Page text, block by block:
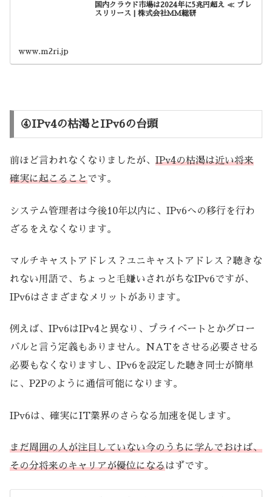
国内クラウド市場は2024年に5兆円超え ≪ プレ
スリリース | 株式会社ＭＭ総研
www.m2ri.jp
④IPv4の枯渇とIPv6の台頭
前ほど言われなくなりましたが、 IPv4の枯渇は近い将来
確実に起こることです。
システム管理者は今後10年以内に、IPv6への移行を行わ
ざるをえなくなります。
マルチキャストアドレス？ユニキャストアドレス？聴きな
れない用語で、ちょっと毛嫌いされがちなIPv6ですが、
IPv6はさまざまなメリットがあります。
例えば、IPv6はIPv4と異なり、プライベートとかグロー
バルと言う定義もありません。NATをさせる必要させる
必要もなくなりますし、IPv6を設定した聴き同士が簡単
に、P2Pのように通信可能になります。
IPv6は、確実にIT業界のさらなる加速を促します。
まだ周囲の人が注目していない今のうちに学んでおけば、
その分将来のキャリアが優位になるはずです。